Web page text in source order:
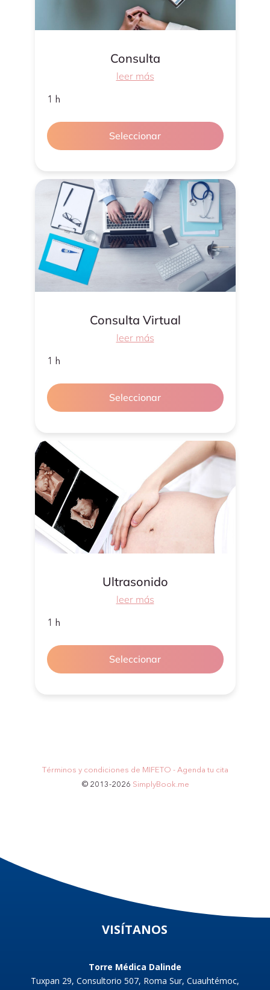
VISÍTANOS
Torre Médica Dalinde
Tuxpan 29, Consultorio 507, Roma Sur, Cuauhtémoc,